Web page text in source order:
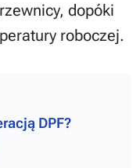
dopóki
roboczej.
DPF?